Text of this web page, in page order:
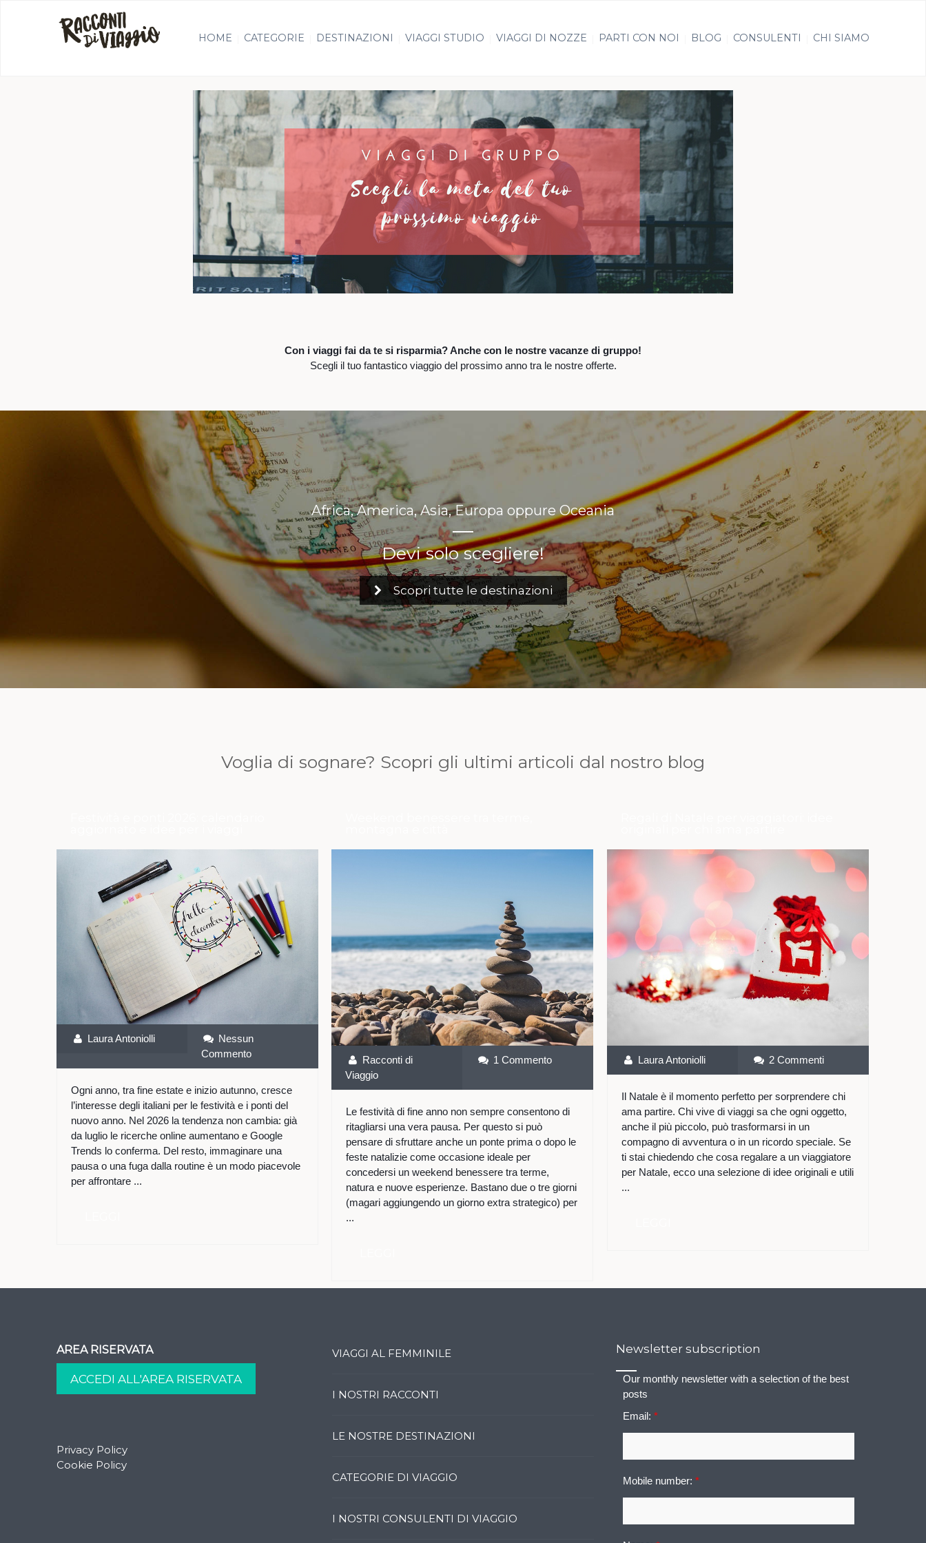
HOME CATEGORIE DESTINAZIONI VIAGGI STUDIO VIAGGI DI NOZZE PARTI CON NOI BLOG CONSULENTI CHI SIAMO
Con i viaggi fai da te si risparmia?Anche con le nostre vacanze di gruppo!
Scegli il tuo fantastico viaggio del prossimo anno tra le nostre offerte.
Africa, America, Asia, Europa oppure Oceania
Devi solo scegliere!
Scopri tutte le destinazioni
Voglia di sognare? Scopri gli ultimi articoli dal nostro blog
Laura Antoniolli
Nessun
Commento
Ogni anno, tra fine estate e inizio autunno, cresce
l’interesse degli italiani per le festività e i ponti del
nuovo anno. Nel 2026 la tendenza non cambia: già
da luglio le ricerche online aumentano e Google
Trends lo conferma. Del resto, immaginare una
pausa o una fuga dalla routine è un modo piacevole
per affrontare ...
Racconti di
Viaggio
1 Commento
Le festività di fine anno non sempre consentono di
ritagliarsi una vera pausa. Per questo si può
pensare di sfruttare anche un ponte prima o dopo le
feste natalizie come occasione ideale per
concedersi un weekend benessere tra terme,
natura e nuove esperienze. Bastano due o tre giorni
(magari aggiungendo un giorno extra strategico) per
...
Laura Antoniolli 2 Commenti
Il Natale è il momento perfetto per sorprendere chi
ama partire. Chi vive di viaggi sa che ogni oggetto,
anche il più piccolo, può trasformarsi in un
compagno di avventura o in un ricordo speciale. Se
ti stai chiedendo che cosa regalare a un viaggiatore
per Natale, ecco una selezione di idee originali e utili
...
AREA RISERVATA
Privacy Policy
Cookie Policy
VIAGGI AL FEMMINILE
I NOSTRI RACCONTI
LE NOSTRE DESTINAZIONI
CATEGORIE DI VIAGGIO
I NOSTRI CONSULENTI DI VIAGGIO
Newsletter subscription
Our monthly newsletter with a selection of the best
posts
Email: *
Mobile number: *